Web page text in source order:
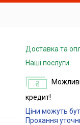
Доставка та
Наші послуги
кредит!
Ціни можуть
Прохання